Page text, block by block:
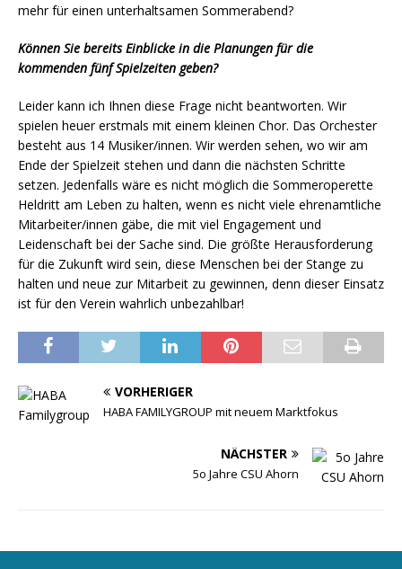
mehr für einen unterhaltsamen Sommerabend?
Können Sie bereits Einblicke in die Planungen für die
kommenden fünf Spielzeiten geben?
Leider kann ich Ihnen diese Frage nicht beantworten. Wir
spielen heuer erstmals mit einem kleinen Chor. Das Orchester
besteht aus 14 Musiker/innen. Wir werden sehen, wo wir am
Ende der Spielzeit stehen und dann die nächsten Schritte
setzen. Jedenfalls wäre es nicht möglich die Sommeroperette
Heldritt am Leben zu halten, wenn es nicht viele ehrenamtliche
Mitarbeiter/innen gäbe, die mit viel Engagement und
Leidenschaft bei der Sache sind. Die größte Herausforderung
für die Zukunft wird sein, diese Menschen bei der Stange zu
halten und neue zur Mitarbeit zu gewinnen, denn dieser Einsatz
ist für den Verein wahrlich unbezahlbar!
VORHERIGER
HABA FAMILYGROUP mit neuem Marktfokus
NÄCHSTER
5o Jahre CSU Ahorn